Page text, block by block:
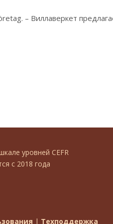
– Виллаверкет
уровней CEFR
с 2018 года
| Техподдержка